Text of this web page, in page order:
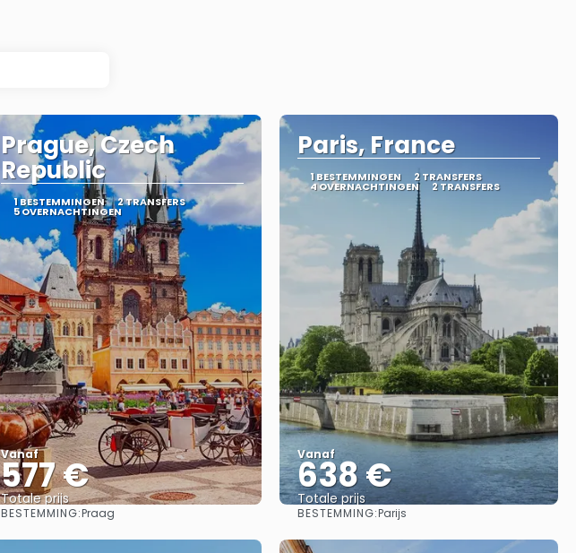
Prague, Czech
Republic
1 BESTEMMINGEN 2 TRANSFERS
5 OVERNACHTINGEN
Vanaf
577 €
Totale prijs
Bekijk
BESTEMMING:Praag
Paris, France
1 BESTEMMINGEN 2 TRANSFERS
4 OVERNACHTINGEN 2 TRANSFERS
Vanaf
638 €
Totale prijs
Bekijk
BESTEMMING:Parijs